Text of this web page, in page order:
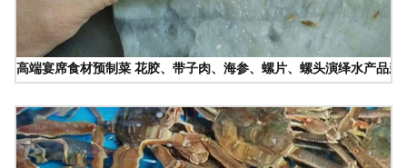
高端宴席食材预制菜 花胶、带子肉、海参、螺片、螺头演绎水产品新